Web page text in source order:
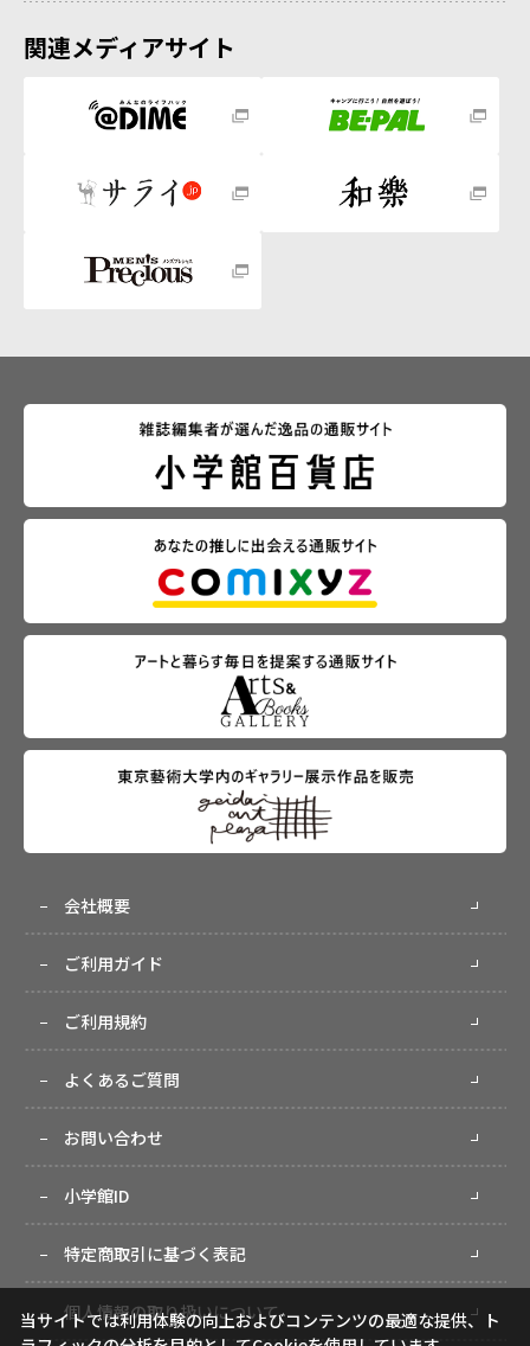
関連メディアサイト
会社概要
ご利用ガイド
ご利用規約
よくあるご質問
お問い合わせ
小学館ID
特定商取引に基づく表記
個人情報の取り扱いについて
当サイトでは利用体験の向上およびコンテンツの最適な提供、ト